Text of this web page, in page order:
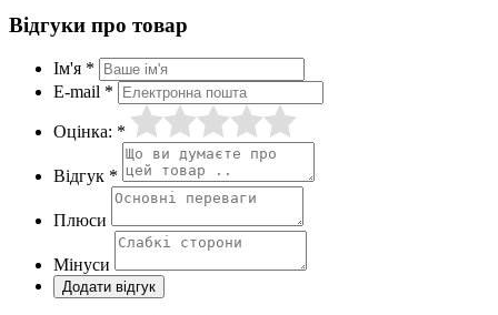
Відгуки про товар
Ім'я *
E-mail *
Оцінка: *
Відгук *
Плюси
Мінуси